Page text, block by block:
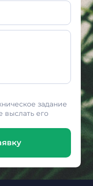
задание
его